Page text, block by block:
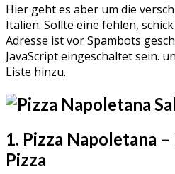
Hier geht es aber um die
Italien. Sollte eine fehlen,
Adresse ist vor Spambots
JavaScript eingeschaltet sein.
Liste hinzu.
1. Pizza Napoletana
Pizza